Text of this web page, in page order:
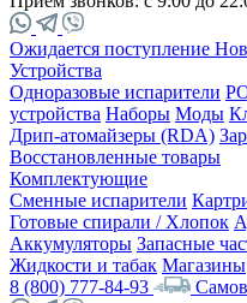
Ожидается поступление
Устройства
Одноразовые испарители
устройства Наборы Моды
Дрип-атомайзеры (RDA)
Восстановленные товары
Комплектующие
Сменные испарители
Готовые спирали / Хлопок
Аккумуляторы Запасные
Жидкости и табак Магазины
8 (800) 777-84-93